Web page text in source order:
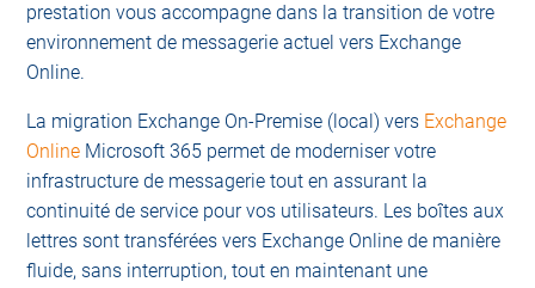
prestation vous accompagne dans la transition de votre
environnement de messagerie actuel vers Exchange
Online.
La migration Exchange On-Premise (local) vers Exchange
Online Microsoft 365 permet de moderniser votre
infrastructure de messagerie tout en assurant la
continuité de service pour vos utilisateurs. Les boîtes aux
lettres sont transférées vers Exchange Online de manière
fluide, sans interruption, tout en maintenant une